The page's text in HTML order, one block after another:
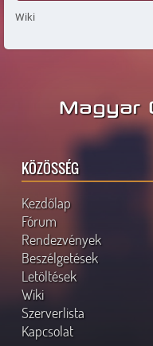
Wiki
Magyar
KÖZÖSSÉG
Kezdőlap
Fórum
Rendezvények
Beszélgetések
Letöltések
Wiki
Szerverlista
Kapcsolat